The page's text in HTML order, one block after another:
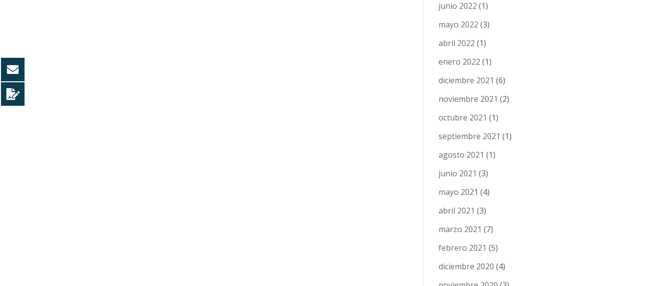
junio 2022 (1)
mayo 2022 (3)
abril 2022 (1)
enero 2022 (1)
diciembre 2021 (6)
noviembre 2021 (2)
octubre 2021 (1)
septiembre 2021 (1)
agosto 2021 (1)
junio 2021 (3)
mayo 2021 (4)
abril 2021 (3)
marzo 2021 (7)
febrero 2021 (5)
diciembre 2020 (4)